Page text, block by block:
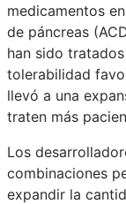
medicamentos
de páncreas
han sido
tolerabilidad
llevó a una
traten más
Los
combinaciones
expandir la